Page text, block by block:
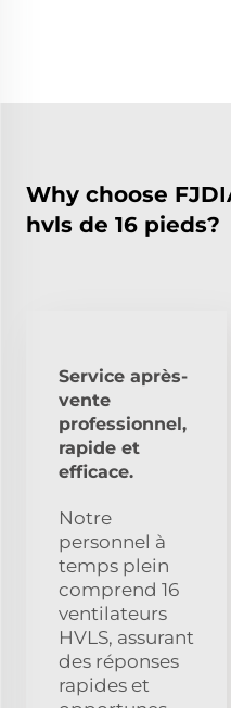
Why choose
hvls de 16 pieds?
Service après-
vente
professionnel,
rapide et
efficace.
Notre
personnel à
temps plein
comprend 16
ventilateurs
HVLS, assurant
des réponses
rapides et